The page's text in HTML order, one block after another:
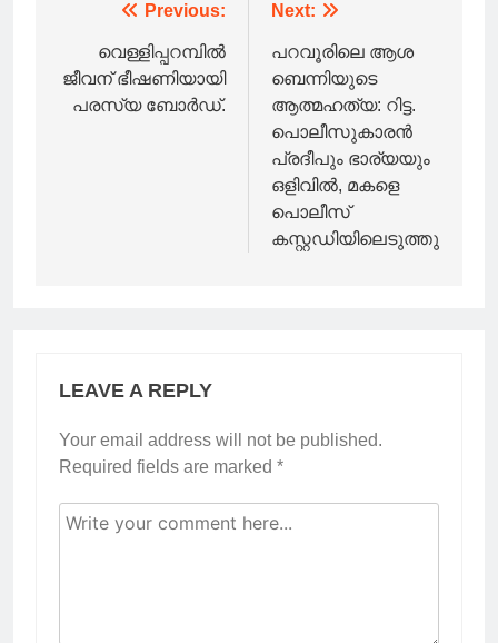
navigation
Previous:
വെള്ളിപ്പറമ്പിൽ
ജീവന് ഭീഷണിയായി
പരസ്യ ബോർഡ്.
Next:
പറവൂരിലെ ആശ
ബെന്നിയുടെ
ആത്മഹത്യ: റിട്ട.
പൊലീസുകാരൻ
പ്രദീപും ഭാര്യയും
ഒളിവിൽ, മകളെ
പൊലീസ്
കസ്റ്റഡിയിലെടുത്തു
LEAVE A REPLY
Your email address will not be published.
Required fields are marked *